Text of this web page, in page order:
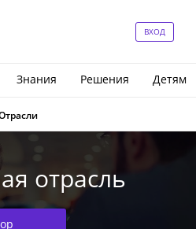
ВХОД
Знания Решения Детям
отрасль